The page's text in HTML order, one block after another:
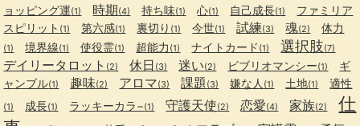
ョッピング運(1) 時期(4) 持ち味(1) 心(1) 自己成長(1)
ファミリア
スピリット (1) 第六感(1) 裏切り (1) 今世(1) 試練(3) 魂(2) 体力
(1) 境界線(1) 使役霊(1) 超能力 (1) ナイトカード (1) 選択肢(7)
デイリータロット (2) 休日 (3) 迷い(2) ビブリオマンシー(1)
ギ
ャンブル(1) 趣味(2) アロマ(3) 課題 (3) 嫌な人 (1) 土地(1) 適性
(1) 成長(1) ラッキーカラ−(1) 守護天使(2) 恋愛(4) 家族(2)
仕